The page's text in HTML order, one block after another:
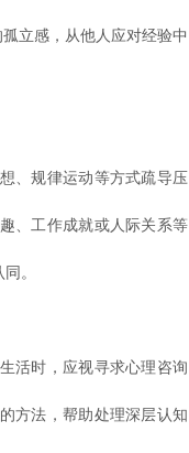
立感，从他人应对经验中
、规律运动等方式疏导压
、工作成就或人际关系等
。
活时，应视寻求心理咨询
方法，帮助处理深层认知